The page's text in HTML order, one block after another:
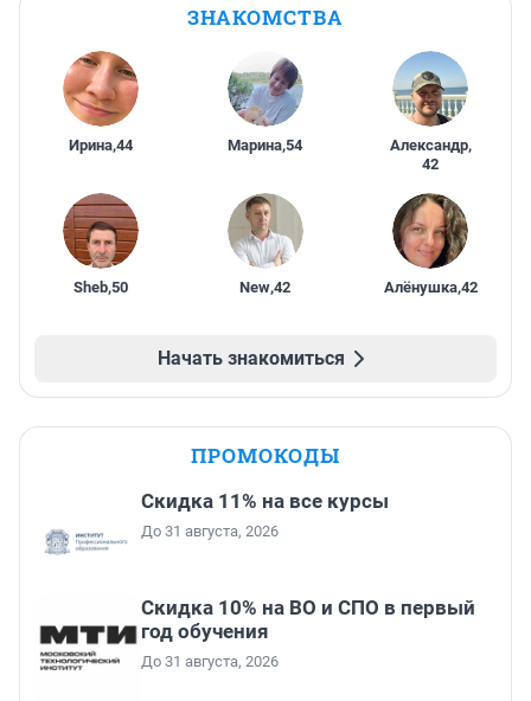
ЗНАКОМСТВА
Ирина,44 Марина,54 Александр,
42
Sheb,50 New,42 Алёнушка,42
Начать знакомиться
ПРОМОКОДЫ
Скидка 11% на все курсы
До 31 августа, 2026
Скидка 10% на ВО и СПО в первый
год обучения
До 31 августа, 2026